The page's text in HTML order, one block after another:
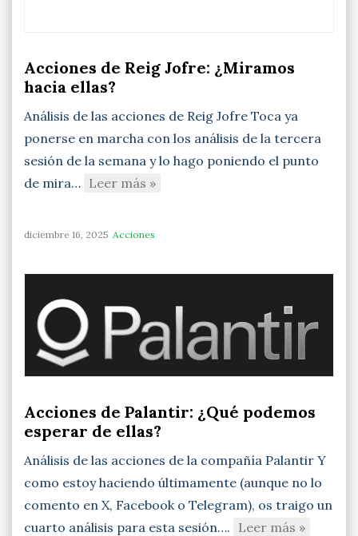
Acciones de Reig Jofre: ¿Miramos
hacia ellas?
Análisis de las acciones de Reig Jofre Toca ya
ponerse en marcha con los análisis de la tercera
sesión de la semana y lo hago poniendo el punto
de mira… Leer más »
diciembre 16, 2025 Acciones
Acciones de Palantir: ¿Qué podemos
esperar de ellas?
Análisis de las acciones de la compañía Palantir Y
como estoy haciendo últimamente (aunque no lo
comento en X, Facebook o Telegram), os traigo un
cuarto análisis para esta sesión…. Leer más »